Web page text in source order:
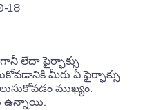
18
లేదా ఫైర్ఫాక్సు
మీరు ఏ ఫైర్ఫాక్సు
ముఖ్యం.
ఉన్నాయి.